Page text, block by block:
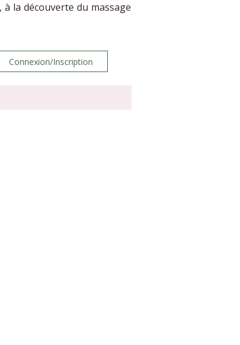
à la découverte du massage
Connexion/Inscription